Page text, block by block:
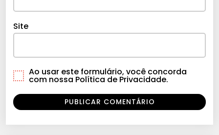
Site
Ao usar este formulário, você concorda
com nossa Política de Privacidade.